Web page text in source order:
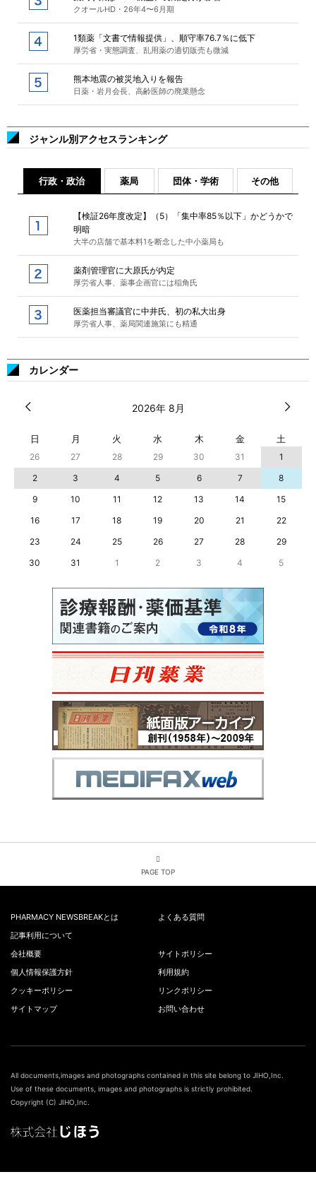
クオールHD・26年4〜6月期
1類薬「文書で情報提供」、順守率76.7％に低下
厚労省・実態調査、乱用薬の適切販売も微減
熊本地震の被災地入りを報告
日薬・岩月会長、高齢医師の廃業懸念
ジャンル別アクセスランキング
行政・政治 薬局 団体・学術 その他
【検証26年度改定】（5）「集中率85％以下」かどうかで
明暗
大半の店舗で基本料1を断念した中小薬局も
薬剤管理官に大原氏が内定
厚労省人事、薬事企画官には稲角氏
医薬担当審議官に中井氏、初の私大出身
厚労省人事、薬局関連施策にも精通
カレンダー
2026年 8月
日 月 火 水 木 金 土
26 27 28 29 30 31
1
2
3 4 5 6 7
8
9
10 11 12 13 14
15
16
17 18 19 20 21
22
23
24 25 26 27 28
29
30
31 1 2 3 4 5
PAGE TOP
PHARMACY NEWSBREAKとは
よくある質問
記事利用について
会社概要
サイトポリシー
個人情報保護方針
利用規約
クッキーポリシー
リンクポリシー
サイトマップ
お問い合わせ
All documents,images and photographs contained in this site belong to JIHO,Inc.
Use of these documents, images and photographs is strictly prohibited.
Copyright (C) JIHO,Inc.